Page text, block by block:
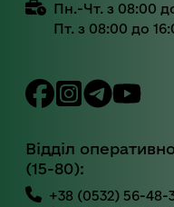
Пн.-Чт. з 08:00
Пт. з 08:00 до
Відділ
(15-80):
+38 (0532) 56-48-